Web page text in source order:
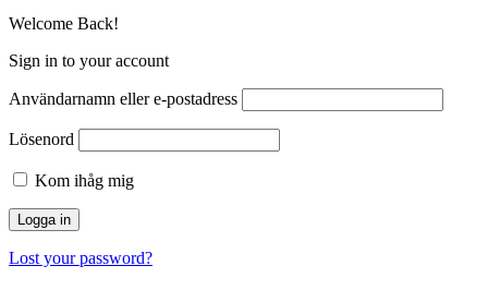
Welcome Back!
Sign in to your account
Användarnamn eller e-postadress
Lösenord
Kom ihåg mig
Lost your password?